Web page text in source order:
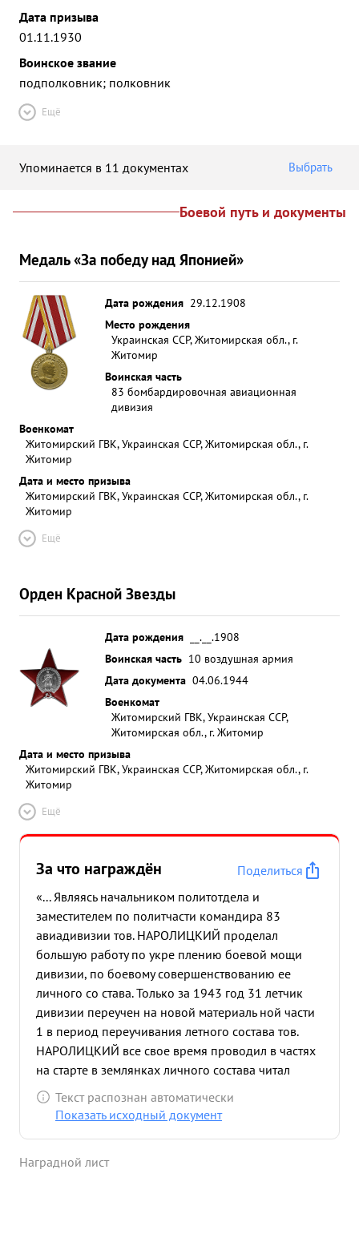
Дата призыва
01.11.1930
Воинское звание
подполковник; полковник
Ещё
Упоминается в 11 документах Выбрать
Боевой путь и документы
Медаль «За победу над Японией»
Дата рождения 29.12.1908
Место рождения
Украинская ССР, Житомирская обл., г.
Житомир
Воинская часть
83 бомбардировочная авиационная
дивизия
Военкомат
Житомирский ГВК, Украинская ССР, Житомирская обл., г.
Житомир
Дата и место призыва
Житомирский ГВК, Украинская ССР, Житомирская обл., г.
Житомир
Ещё
Орден Красной Звезды
Дата рождения
__.__.1908
Воинская часть 10 воздушная армия
Дата документа 04.06.1944
Военкомат
Житомирский ГВК, Украинская ССР,
Житомирская обл., г. Житомир
Дата и место призыва
Житомирский ГВК, Украинская ССР, Житомирская обл., г.
Житомир
Ещё
За что награждён
Поделиться
«... Являясь начальником политотдела и
заместителем по политчасти командира 83
авиадивизии тов. НАРОЛИЦКИЙ проделал
большую работу по укре плению боевой мощи
дивизии, по боевому совершенствованию ее
личного со става. Только за 1943 год 31 летчик
дивизии переучен на новой материаль ной части
1 в период переучивания летного состава тов.
НАРОЛИЦКИЙ все свое время проводил в частях
на старте в землянках личного состава читал
лекции и доклады и добивался выполнения
приказов командира. Так же работают все
материальной частью все пар тийные и
Текст распознан автоматически
Показать исходный документ
Наградной лист